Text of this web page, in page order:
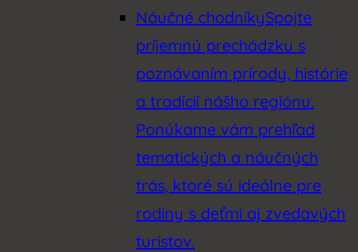
Náučné chodníkySpojte
príjemnú prechádzku s
poznávaním prírody, histórie
a tradícií nášho regiónu.
Ponúkame vám prehľad
tematických a náučných
trás, ktoré sú ideálne pre
rodiny s deťmi aj zvedavých
turistov.